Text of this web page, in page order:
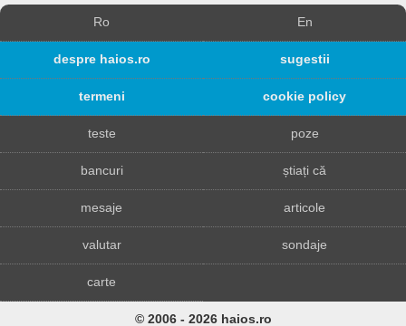
Ro En
despre haios.ro sugestii
termeni cookie policy
teste poze
bancuri știați că
mesaje articole
valutar sondaje
carte
© 2006 - 2026 haios.ro